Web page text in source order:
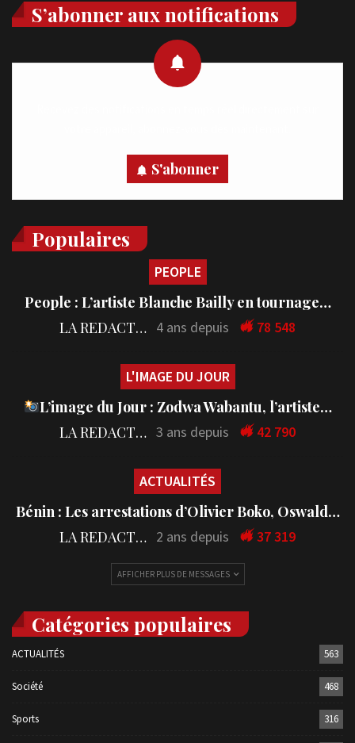
S’abonner aux notifications
S'abonner
Populaires
PEOPLE
People : L’artiste Blanche Bailly en tournage…
LA REDACTION 4 ans depuis 78 548
L'IMAGE DU JOUR
L’image du Jour : Zodwa Wabantu, l’artiste…
LA REDACTION 3 ans depuis 42 790
ACTUALITÉS
Bénin : Les arrestations d’Olivier Boko, Oswald…
LA REDACTION 2 ans depuis 37 319
AFFICHER PLUS DE MESSAGES
Catégories populaires
ACTUALITÉS 563
Société 468
Sports 316